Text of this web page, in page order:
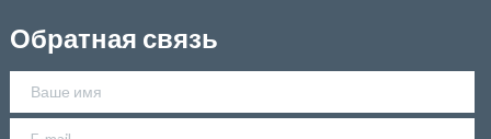
Обратная связь